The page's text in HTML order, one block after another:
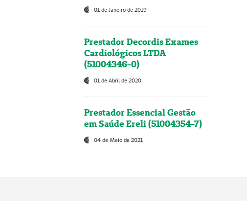
01 de Janeiro de 2019
Prestador Decordis Exames
Cardiológicos LTDA
(51004346-0)
01 de Abril de 2020
Prestador Essencial Gestão
em Saúde Ereli (51004354-7)
04 de Maio de 2021